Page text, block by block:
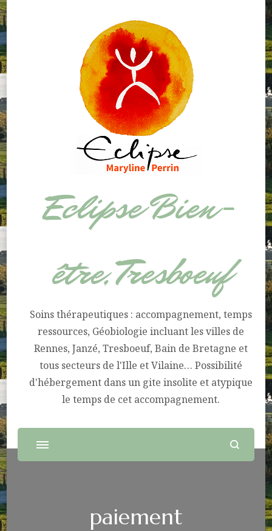
Eclipse Bien-
être, Tresboeuf
Soins thérapeutiques : accompagnement, temps
ressources, Géobiologie incluant les villes de
Rennes, Janzé, Tresboeuf, Bain de Bretagne et
tous secteurs de l'Ille et Vilaine… Possibilité
d'hébergement dans un gite insolite et atypique
le temps de cet accompagnement.
paiement